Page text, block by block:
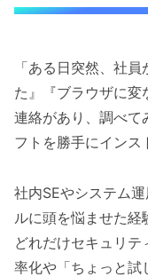
「ある日突然、社
た』『ブラウザに変
連絡があり、調べて
フトを勝手にインス
社内SEやシステム
ルに頭を悩ませた経
どれだけセキュリ
率化や「ちょっと試